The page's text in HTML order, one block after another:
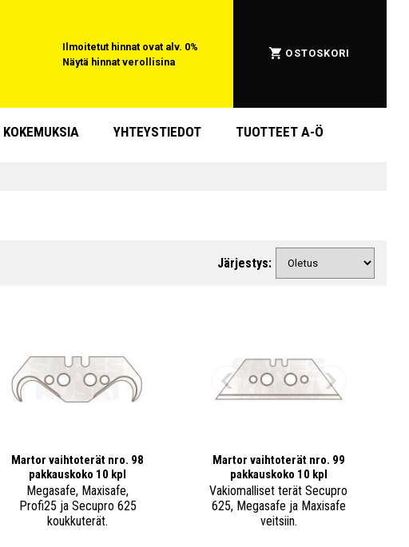
Ilmoitetut hinnat ovat alv. 0%
Näytä hinnat verollisina
OSTOSKORI
KOKEMUKSIA YHTEYSTIEDOT TUOTTEET A-Ö
Järjestys:
Martor vaihtoterät nro. 98
pakkauskoko 10 kpl
Megasafe, Maxisafe,
Profi25 ja Secupro 625
koukkuterät.
Martor vaihtoterät nro. 99
pakkauskoko 10 kpl
Vakiomalliset terät Secupro
625, Megasafe ja Maxisafe
veitsiin.